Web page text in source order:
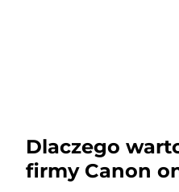
Dlaczego
firmy Canon